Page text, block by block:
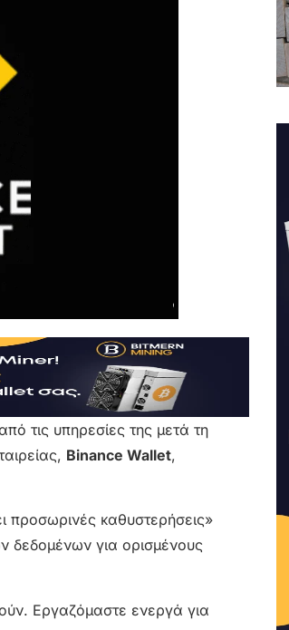
τις υπηρεσίες της μετά τη
Binance Wallet,
προσωρινές καθυστερήσεις»
δεδομένων για ορισμένους
Εργαζόμαστε ενεργά για